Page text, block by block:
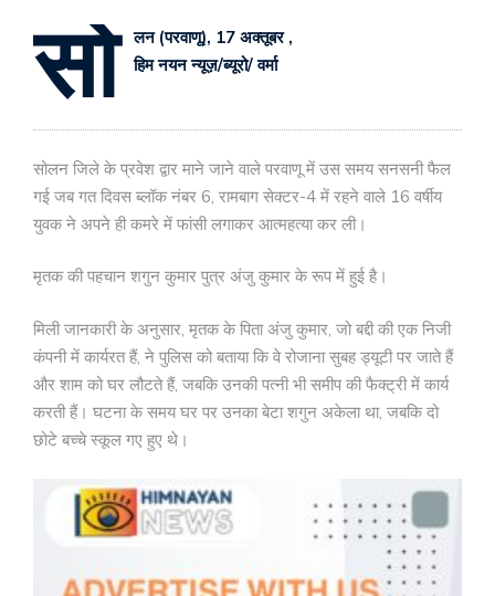
सो
लन (परवाणू), 17 अक्तूबर ,
हिम नयन न्यूज़/ब्यूरो/ वर्मा
सोलन जिले के प्रवेश द्वार माने जाने वाले परवाणू में उस समय सनसनी फैल
गई जब गत दिवस ब्लॉक नंबर 6, रामबाग सेक्टर-4 में रहने वाले 16 वर्षीय
युवक ने अपने ही कमरे में फांसी लगाकर आत्महत्या कर ली।
मृतक की पहचान शगुन कुमार पुत्र अंजु कुमार के रूप में हुई है।
मिली जानकारी के अनुसार, मृतक के पिता अंजु कुमार, जो बद्दी की एक निजी
कंपनी में कार्यरत हैं, ने पुलिस को बताया कि वे रोजाना सुबह ड्यूटी पर जाते हैं
और शाम को घर लौटते हैं, जबकि उनकी पत्नी भी समीप की फैक्ट्री में कार्य
करती हैं। घटना के समय घर पर उनका बेटा शगुन अकेला था, जबकि दो
छोटे बच्चे स्कूल गए हुए थे।